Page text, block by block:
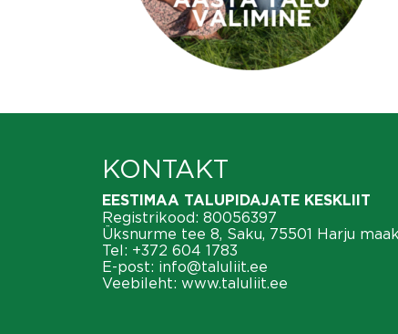
KONTAKT
EESTIMAA TALUPIDAJATE KESKLIIT
Registrikood: 80056397
Üksnurme tee 8, Saku, 75501 Harju
Tel: +372 604 1783
E-post: info@taluliit.ee
Veebileht: www.taluliit.ee